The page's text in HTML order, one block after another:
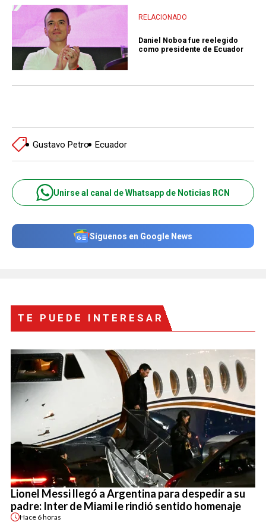
RELACIONADO
Daniel Noboa fue reelegido
como presidente de Ecuador
Gustavo Petro Ecuador
Unirse al canal de Whatsapp de Noticias RCN
Síguenos en Google News
TE PUEDE INTERESAR
Lionel Messi llegó a Argentina para despedir a su
padre: Inter de Miami le rindió sentido homenaje
Hace 6 horas